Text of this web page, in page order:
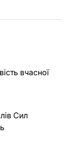
вчасної
Сил